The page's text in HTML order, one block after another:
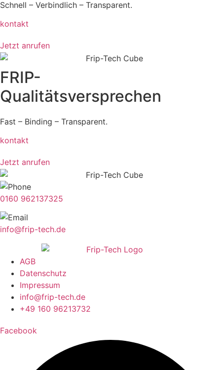
Schnell – Verbindlich – Transparent.
kontakt
Jetzt anrufen
FRIP-
Qualitätsversprechen
Fast – Binding – Transparent.
kontakt
Jetzt anrufen
0160 962137325
info@frip-tech.de
AGB
Datenschutz
Impressum
info@frip-tech.de
+49 160 96213732
Facebook